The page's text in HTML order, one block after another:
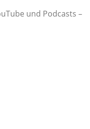
und Podcasts –